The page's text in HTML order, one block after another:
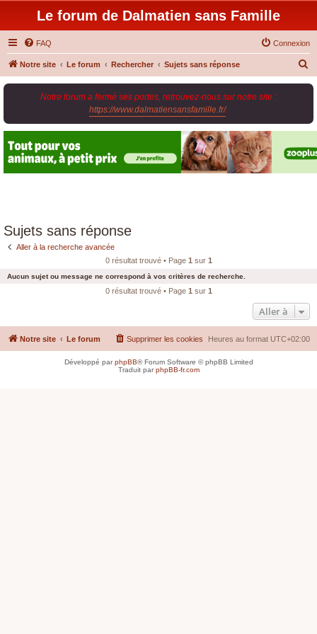
Le forum de Dalmatien sans Famille
FAQ Connexion
Notre site Le forum Rechercher Sujets sans réponse
e
r
Notre forum a fermé ses portes, retrouvez-nous sur notre site :
https://www.dalmatiensansfamille.fr/.
Sujets sans réponse
Aller à la recherche avancée
0 résultat trouvé • Page 1 sur 1
Aucun sujet ou message ne correspond à vos critères de recherche.
0 résultat trouvé • Page 1 sur 1
Aller à
Notre site Le forum Heures au format UTC+02:00
Supprimer les cookies
Développé parphpBB® Forum Software © phpBB Limited
Traduit parphpBB-fr.com